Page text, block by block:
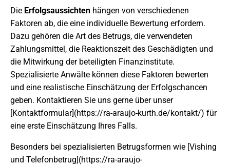
Die Erfolgsaussichten hängen von verschiedenen
Faktoren ab, die eine individuelle Bewertung erfordern.
Dazu gehören die Art des Betrugs, die verwendeten
Zahlungsmittel, die Reaktionszeit des Geschädigten und
die Mitwirkung der beteiligten Finanzinstitute.
Spezialisierte Anwälte können diese Faktoren bewerten
und eine realistische Einschätzung der Erfolgschancen
geben. Kontaktieren Sie uns gerne über unser
[Kontaktformular](https://ra-araujo-kurth.de/kontakt/) für
eine erste Einschätzung Ihres Falls.
Besonders bei spezialisierten Betrugsformen wie [Vishing
und Telefonbetrug](https://ra-araujo-